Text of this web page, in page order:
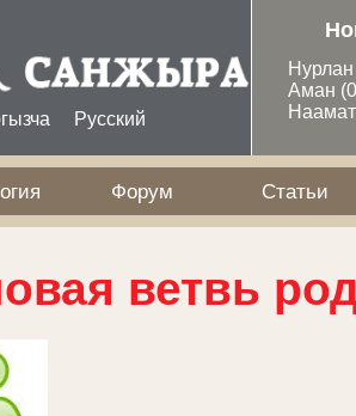
Русский
Аман
Форум Статьи
ветвь